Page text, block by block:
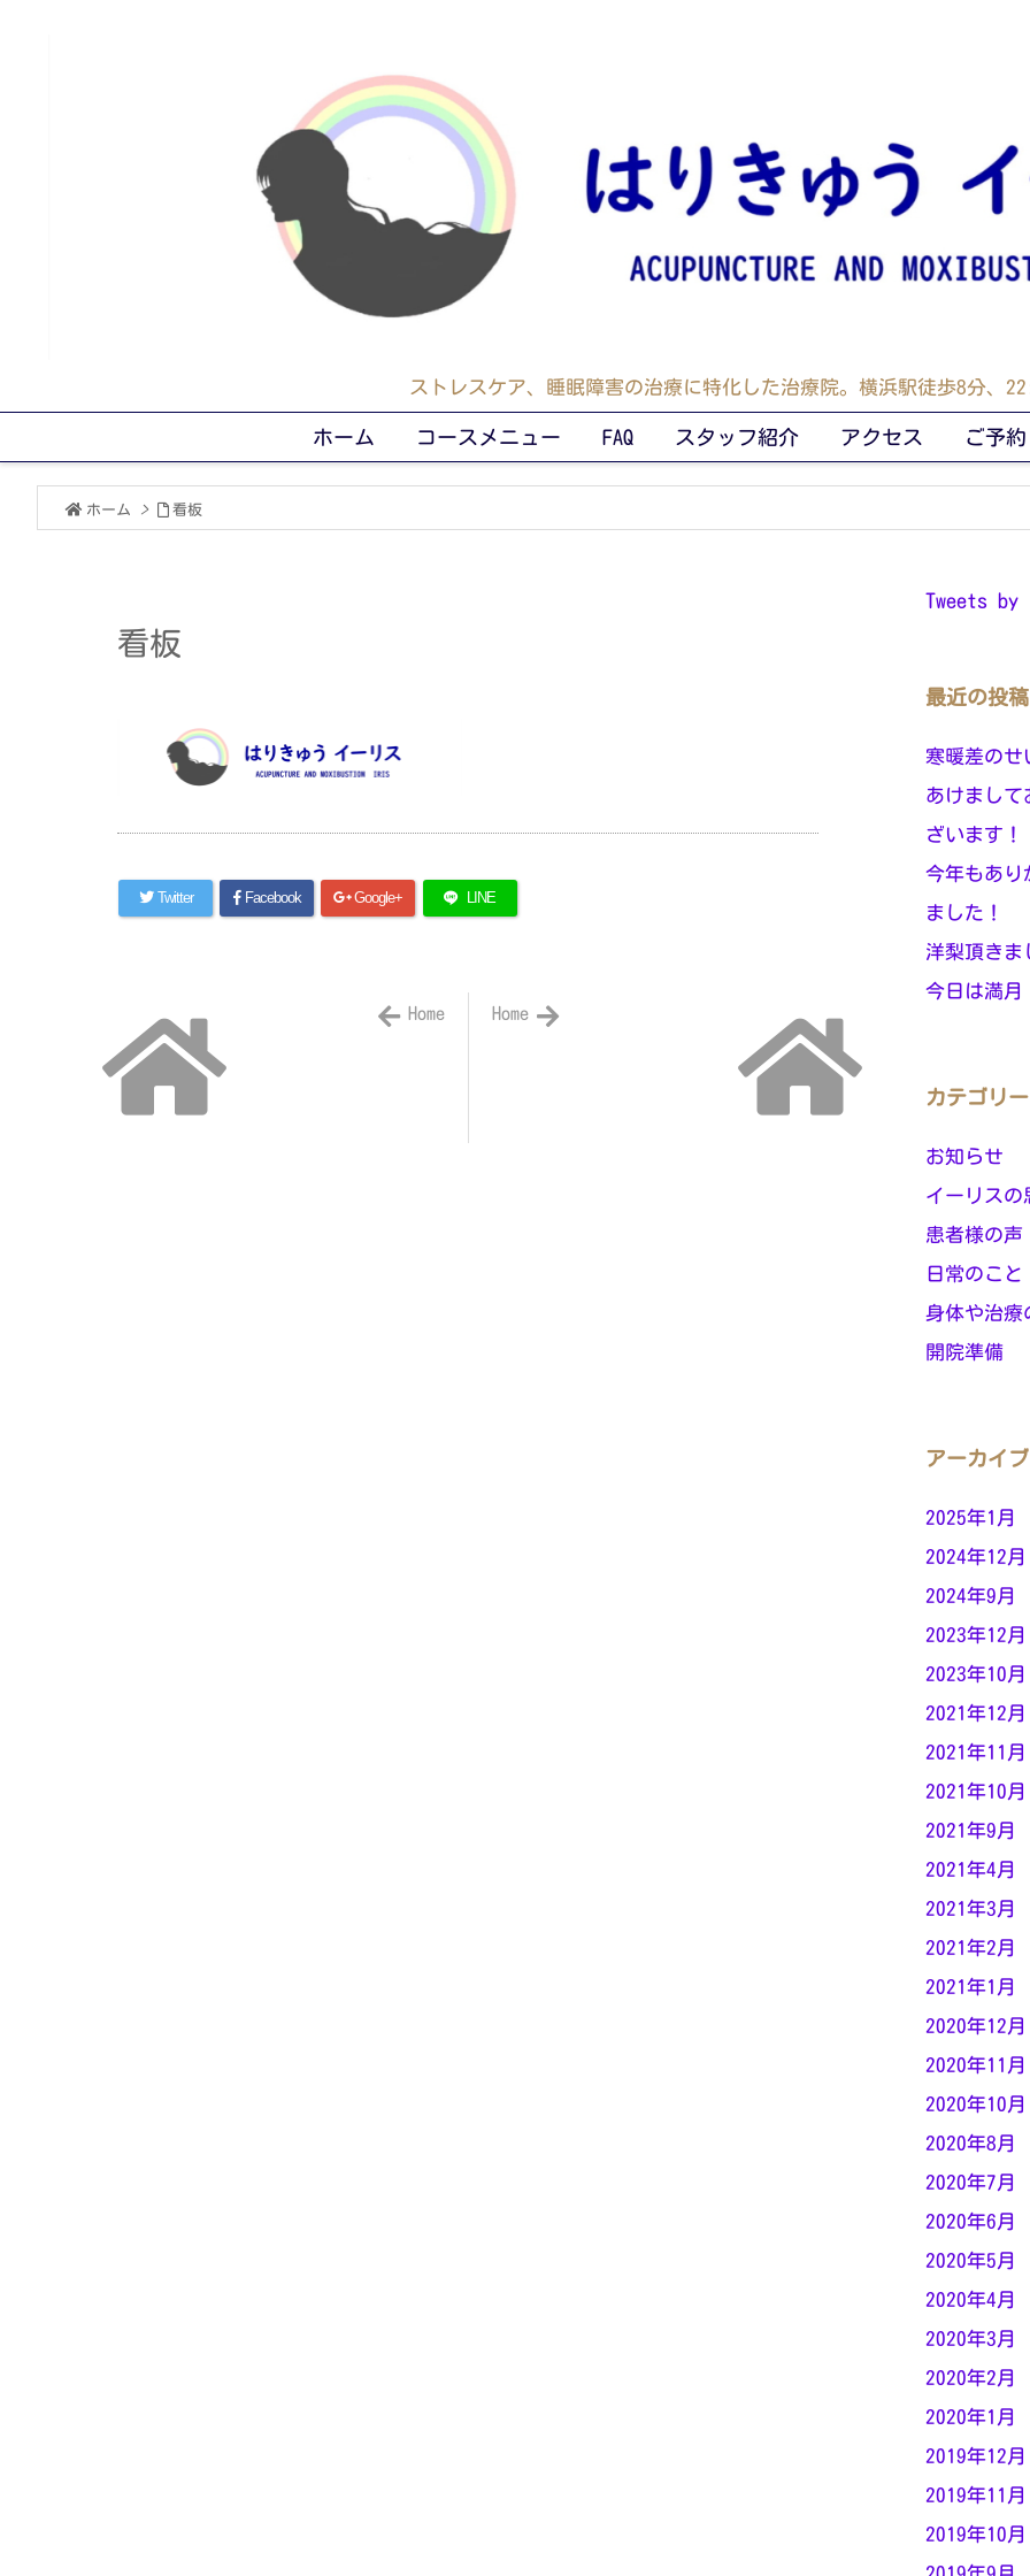
ストレスケア、睡眠障害の治療に特化した治療院。横浜駅徒歩8分、
ホーム コースメニュー FAQ スタッフ紹介 アクセス ご予
ホーム > 看板
看板
Twitter Facebook Google+ LINE
Home
Home
Tweets
最近の投稿
寒暖差のせ
あけまして
ざいます！
今年もあり
ました！
洋梨頂きま
今日は満月
カテゴリー
お知らせ
イーリスの
患者様の声
日常のこと
身体や治療
開院準備
アーカイブ
2025年1月
2024年12月
2024年9月
2023年12月
2023年10月
2021年12月
2021年11月
2021年10月
2021年9月
2021年4月
2021年3月
2021年2月
2021年1月
2020年12月
2020年11月
2020年10月
2020年8月
2020年7月
2020年6月
2020年5月
2020年4月
2020年3月
2020年2月
2020年1月
2019年12月
2019年11月
2019年10月